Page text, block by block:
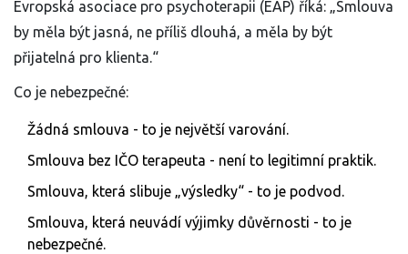
Evropská asociace pro psychoterapii (EAP) říká: „Smlouva
by měla být jasná, ne příliš dlouhá, a měla by být
přijatelná pro klienta.“
Co je nebezpečné:
Žádná smlouva - to je největší varování.
Smlouva bez IČO terapeuta - není to legitimní praktik.
Smlouva, která slibuje „výsledky“ - to je podvod.
Smlouva, která neuvádí výjimky důvěrnosti - to je
nebezpečné.